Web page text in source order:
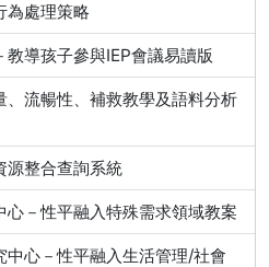
為處理策略
導孩子參與IEP會議易讀版
、流暢性、補救教學及語料分析
源整合查詢系統
－性平融入特殊需求領域教案
中心－性平融入生活管理/社會